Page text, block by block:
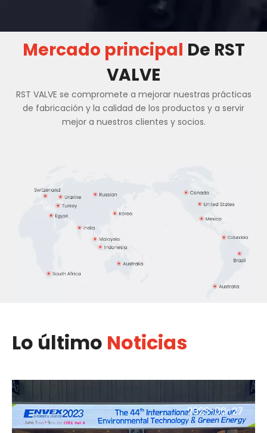
Mercado principal De RST
VALVE
RST VALVE se compromete a mejorar nuestras prácticas
de fabricación y la calidad de los productos y a servir
mejor a nuestros clientes y socios.
Lo último Noticias​​​​​​​
2023-06-27